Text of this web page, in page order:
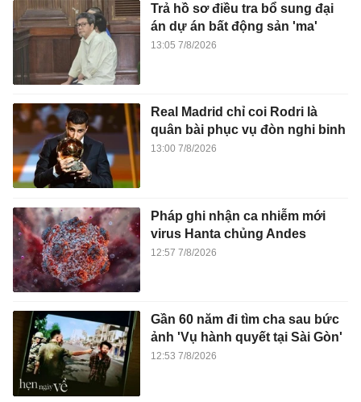
Trả hồ sơ điều tra bổ sung đại
án dự án bất động sản 'ma'
13:05 7/8/2026
Real Madrid chỉ coi Rodri là
quân bài phục vụ đòn nghi binh
13:00 7/8/2026
Pháp ghi nhận ca nhiễm mới
virus Hanta chủng Andes
12:57 7/8/2026
Gần 60 năm đi tìm cha sau bức
ảnh 'Vụ hành quyết tại Sài Gòn'
12:53 7/8/2026